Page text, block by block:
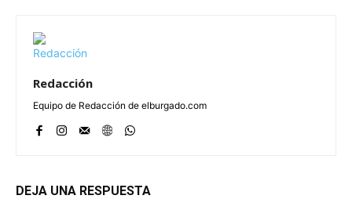
Redacción
Equipo de Redacción de elburgado.com
DEJA UNA RESPUESTA